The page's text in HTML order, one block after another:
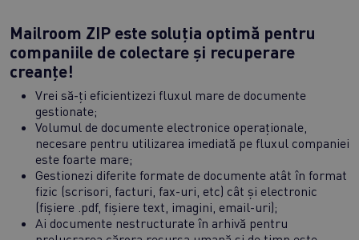
Mailroom ZIP este soluția optimă pentru
companiile de colectare și recuperare
creanțe!
Vrei să-ți eficientizezi fluxul mare de documente
gestionate;
Volumul de documente electronice operaționale,
necesare pentru utilizarea imediată pe fluxul companiei
este foarte mare;
Gestionezi diferite formate de documente atât în format
fizic (scrisori, facturi, fax-uri, etc) cât și electronic
(fișiere .pdf, fișiere text, imagini, email-uri);
Ai documente nestructurate în arhivă pentru